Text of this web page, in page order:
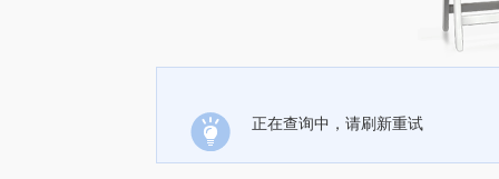
正在查询中，请刷新重试